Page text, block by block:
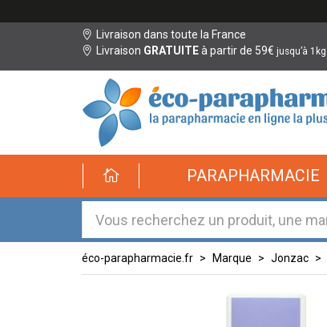
Livraison dans toute la France
Livraison GRATUITEà partir de 59€ jusqu’à 1kg
éco-
parapharmacie.fr
éco-
parapharmacie.fr
PARAPHARMACIE
éco-parapharmacie.fr Marque Jonzac